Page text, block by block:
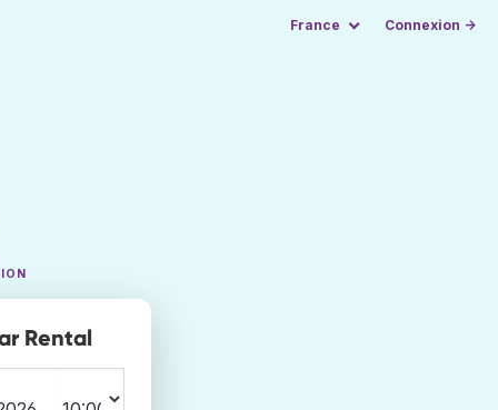
France Connexion →
Rental